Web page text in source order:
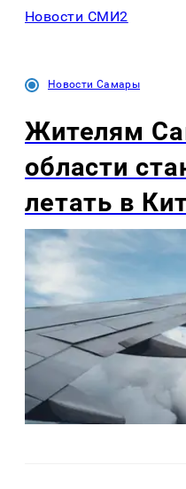
Новости СМИ2
Новости Самары
Жителям
области
летать в